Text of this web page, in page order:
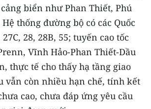
biển như Phan Thiết, Phú
thống đường bộ có các Quốc
28, 28B, 55; tuyến cao tốc
Vĩnh Hảo-Phan Thiết-Dầu
thực tế cho thấy hạ tầng giao
vẫn còn nhiều hạn chế, tính kết
cao, chưa đáp ứng yêu cầu